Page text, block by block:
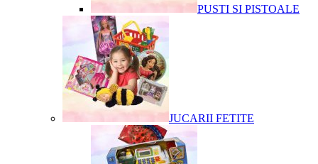
PUSTI SI PISTOALE
JUCARII FETITE